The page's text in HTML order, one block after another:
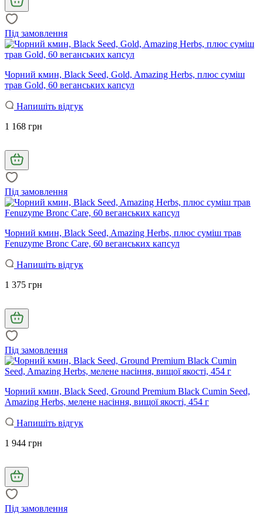
Під замовлення
Чорний кмин, Black Seed, Gold, Amazing Herbs, плюс суміш
трав Gold, 60 веганських капсул
Напишіть відгук
1 168 грн
Під замовлення
Чорний кмин, Black Seed, Amazing Herbs, плюс суміш трав
Fenuzyme Bronc Care, 60 веганських капсул
Напишіть відгук
1 375 грн
Під замовлення
Чорний кмин, Black Seed, Ground Premium Black Cumin Seed,
Amazing Herbs, мелене насіння, вищої якості, 454 г
Напишіть відгук
1 944 грн
Під замовлення